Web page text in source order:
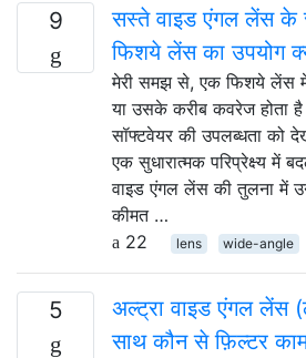
9
सस्ते वाइड एंगल लेंस के
फिशये लेंस का उपयोग
मेरी समझ से, एक फिशये लेंस में
या उसके करीब कवरेज होता
सॉफ्टवेयर की उपलब्धता को
एक सुधारात्मक परिप्रेक्ष्य में
वाइड एंगल लेंस की तुलना में
कीमत …
22
lens wide-angle
5
अल्ट्रा वाइड एंगल
साथ कौन से फ़िल्टर